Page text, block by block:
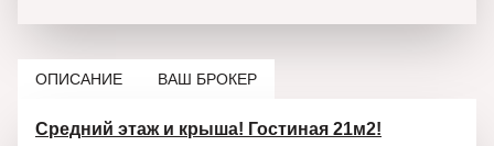
ОПИСАНИЕ ВАШ БРОКЕР
Средний этаж и крыша! Гостиная 21м2!